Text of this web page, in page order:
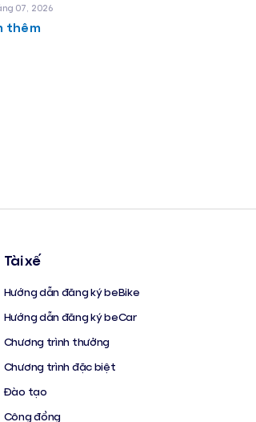
07, 2026
thêm
Tài xế
Hướng dẫn đăng ký beBike
Hướng dẫn đăng ký beCar
Chương trình thưởng
Chương trình đặc biệt
Đào tạo
Cộng đồng